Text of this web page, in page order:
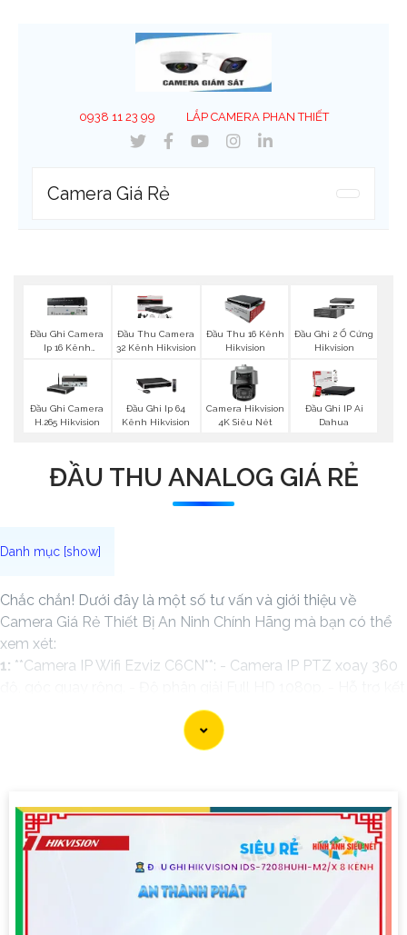
0938 11 23 99 LẮP CAMERA PHAN THIẾT
Camera Giá Rẻ
Đầu Ghi Camera
Ip 16 Kênh
Đầu Thu Camera
32 Kênh Hikvision
Đầu Thu 16 Kênh
Hikvision
Đầu Ghi 2 Ổ Cứng
Hikvision
Đầu Ghi Camera
H.265 Hikvision
Đầu Ghi Ip 64
Kênh Hikvision
Camera Hikvision
4K Siêu Nét
Đầu Ghi IP Ai
Dahua
ĐẦU THU ANALOG GIÁ RẺ
Chắc chắn! Dưới đây là một số tư vấn và giới thiệu về
Camera Giá Rẻ Thiết Bị An Ninh Chính Hãng mà bạn có thể
xem xét:
1: **Camera IP Wifi Ezviz C6CN**: - Camera IP PTZ xoay 360
nối không dây WiFi. - Tích hợp công nghệ hồng ngoại thông
minh. - Phù hợp để theo dõi khoảng cách xa.
**Camera Hikvision DS-2CD1021-I**: - Camera IP công
kế vỏ nhựa chống va đập. - Hồng ngoại ban đêm khoảng
cách lên đến 30m.
**Camera Dahua HDCVI HAC-HFW1200T**: - Camera
HDCVI 2MP hỗ trợ chất lượng hình ảnh cao. - Lens cố định